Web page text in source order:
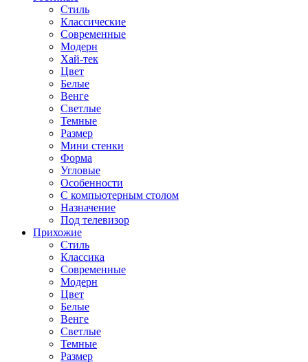
Стиль
Классические
Современные
Модерн
Хай-тек
Цвет
Белые
Венге
Светлые
Темные
Размер
Мини стенки
Форма
Угловые
Особенности
С компьютерным столом
Назначение
Под телевизор
Прихожие
Стиль
Классика
Современные
Модерн
Цвет
Белые
Венге
Светлые
Темные
Размер